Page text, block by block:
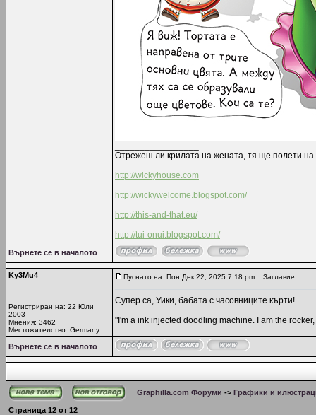
Отрежеш ли крилата на жената, тя ще полети на
http://wickyhouse.com
http://wickywelcome.blogspot.com/
http://this-and-that.eu/
http://tui-onui.blogspot.com/
Върнете се в началото
Ky3Mu4
Регистриран на: 22 Юли
2003
Мнения: 3462
Местожителство: Germany
Пуснато на: Пон Дек 22, 2025 7:18 pm Заглавие:
Супер са, Уики, бабата с часовниците кърти!
"I'm a ink injected doodling machine. I am the
Върнете се в началото
Graphilla.com Форуми -> Графики и
Страница 12 от 12